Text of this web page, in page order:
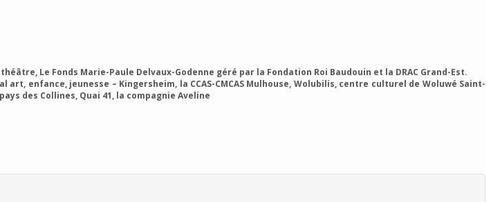
Le Fonds Marie-Paule Delvaux-Godenne géré par la Fondation Roi Baudouin et la DRAC Grand-Est.
enfance, jeunesse – Kingersheim, la CCAS-CMCAS Mulhouse, Wolubilis, centre culturel de Woluwé Saint-
des Collines, Quai 41, la compagnie Aveline